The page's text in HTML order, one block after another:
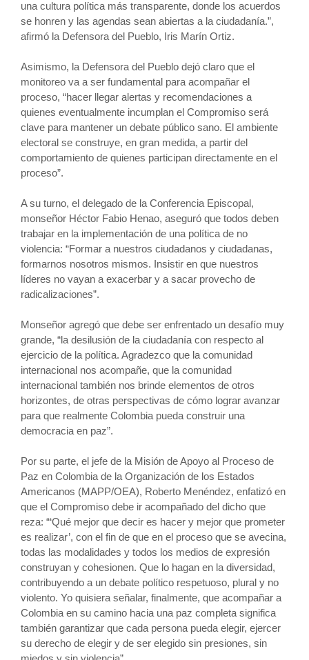
una cultura política más transparente, donde los acuerdos
se honren y las agendas sean abiertas a la ciudadanía.”,
afirmó la Defensora del Pueblo, Iris Marín Ortiz.
Asimismo, la Defensora del Pueblo dejó claro que el
monitoreo va a ser fundamental para acompañar el
proceso, “hacer llegar alertas y recomendaciones a
quienes eventualmente incumplan el Compromiso será
clave para mantener un debate público sano. El ambiente
electoral se construye, en gran medida, a partir del
comportamiento de quienes participan directamente en el
proceso”.
A su turno, el delegado de la Conferencia Episcopal,
monseñor Héctor Fabio Henao, aseguró que todos deben
trabajar en la implementación de una política de no
violencia: “Formar a nuestros ciudadanos y ciudadanas,
formarnos nosotros mismos. Insistir en que nuestros
líderes no vayan a exacerbar y a sacar provecho de
radicalizaciones”.
Monseñor agregó que debe ser enfrentado un desafío muy
grande, “la desilusión de la ciudadanía con respecto al
ejercicio de la política. Agradezco que la comunidad
internacional nos acompañe, que la comunidad
internacional también nos brinde elementos de otros
horizontes, de otras perspectivas de cómo lograr avanzar
para que realmente Colombia pueda construir una
democracia en paz”.
Por su parte, el jefe de la Misión de Apoyo al Proceso de
Paz en Colombia de la Organización de los Estados
Americanos (MAPP/OEA), Roberto Menéndez, enfatizó en
que el Compromiso debe ir acompañado del dicho que
reza: “‘Qué mejor que decir es hacer y mejor que prometer
es realizar’, con el fin de que en el proceso que se avecina,
todas las modalidades y todos los medios de expresión
construyan y cohesionen. Que lo hagan en la diversidad,
contribuyendo a un debate político respetuoso, plural y no
violento. Yo quisiera señalar, finalmente, que acompañar a
Colombia en su camino hacia una paz completa significa
también garantizar que cada persona pueda elegir, ejercer
su derecho de elegir y de ser elegido sin presiones, sin